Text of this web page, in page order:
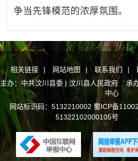
争当先锋模范的浓厚氛围。
相关链接 | 网站地图 | 联系我们 |
主办：中共汶川县委 | 汶川县人民政府 承
中心
网站标识码：5132210002 蜀ICP备
51322102000105号